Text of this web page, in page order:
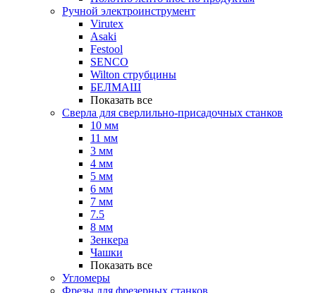
Ручной электроинструмент
Virutex
Asaki
Festool
SENCO
Wilton струбцины
БЕЛМАШ
Показать все
Сверла для сверлильно-присадочных станков
10 мм
11 мм
3 мм
4 мм
5 мм
6 мм
7 мм
7.5
8 мм
Зенкера
Чашки
Показать все
Угломеры